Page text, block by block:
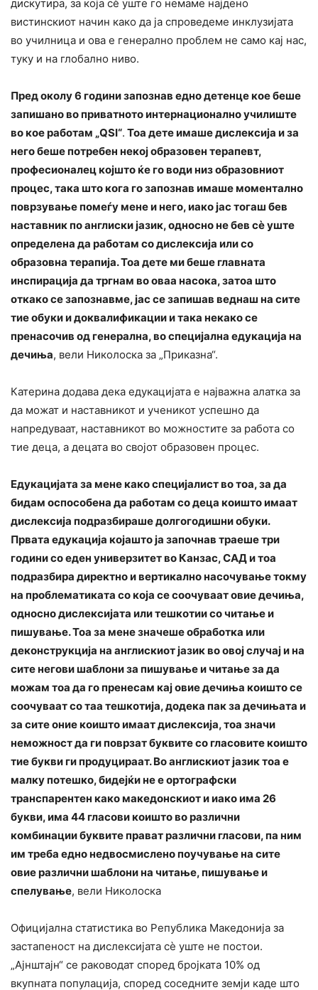
дискутира, за која сè уште го немаме најдено
вистинскиот начин како да ја спроведеме инклузијата
во училница и ова е генерално проблем не само кај нас,
туку и на глобално ниво.
Пред околу 6 години запознав едно детенце кое беше
запишано во приватното интернационално училиште
во кое работам „QSI“. Тоа дете имаше дислексија и за
него беше потребен некој образовен терапевт,
професионалец којшто ќе го води низ образовниот
процес, така што кога го запознав имаше моментално
поврзување помеѓу мене и него, иако јас тогаш бев
наставник по англиски јазик, односно не бев сè уште
определена да работам со дислексија или со
образовна терапија. Тоа дете ми беше главната
инспирација да тргнам во оваа насока, затоа што
откако се запознавме, јас се запишав веднаш на сите
тие обуки и доквалификации и така некако се
пренасочив од генерална, во специјална едукација на
дечиња, вели Николоска за „Приказна“.
Катерина додава дека едукацијата е најважна алатка за
да можат и наставникот и ученикот успешно да
напредуваат, наставникот во можностите за работа со
тие деца, а децата во својот образовен процес.
Едукацијата за мене како специјалист во тоа, за да
бидам оспособена да работам со деца коишто имаат
дислексија подразбираше долгогодишни обуки.
Првата едукација којашто ја започнав траеше три
години со еден универзитет во Канзас, САД и тоа
подразбира директно и вертикално насочување токму
на проблематиката со која се соочуваат овие дечиња,
односно дислексијата или тешкотии со читање и
пишување. Тоа за мене значеше обработка или
деконструкција на англискиот јазик во овој случај и на
сите негови шаблони за пишување и читање за да
можам тоа да го пренесам кај овие дечиња коишто се
соочуваат со таа тешкотија, додека пак за дечињата и
за сите оние коишто имаат дислексија, тоа значи
неможност да ги поврзат буквите со гласовите коишто
тие букви ги продуцираат. Во англискиот јазик тоа е
малку потешко, бидејќи не е ортографски
транспарентен како македонскиот и иако има 26
букви, има 44 гласови коишто во различни
комбинации буквите прават различни гласови, па ним
им треба едно недвосмислено поучување на сите
овие различни шаблони на читање, пишување и
спелување, вели Николоска
Официјална статистика во Република Македонија за
застапеност на дислексијата сè уште не постои.
„Ајнштајн“ се раководат според бројката 10% од
вкупната популација, според соседните земји каде што